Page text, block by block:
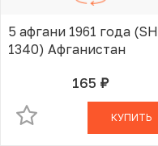
5 афгани 1961 года (SH
1340) Афганистан
165 руб.В КОРЗИНЕ
КУПИТЬ